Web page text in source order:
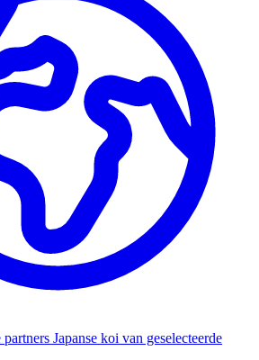
Japanse koi van geselecteerde